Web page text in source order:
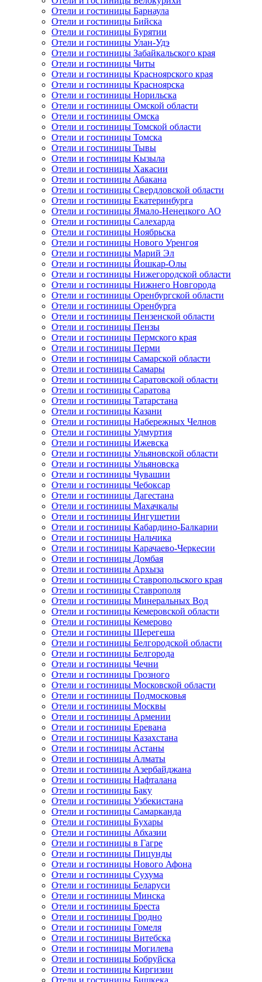
Отели и гостиницы Барнаула
Отели и гостиницы Бийска
Отели и гостиницы Бурятии
Отели и гостиницы Улан-Удэ
Отели и гостиницы Забайкальского края
Отели и гостиницы Читы
Отели и гостиницы Красноярского края
Отели и гостиницы Красноярска
Отели и гостиницы Норильска
Отели и гостиницы Омской области
Отели и гостиницы Омска
Отели и гостиницы Томской области
Отели и гостиницы Томска
Отели и гостиницы Тывы
Отели и гостиницы Кызыла
Отели и гостиницы Хакасии
Отели и гостиницы Абакана
Отели и гостиницы Свердловской области
Отели и гостиницы Екатеринбурга
Отели и гостиницы Ямало-Ненецкого АО
Отели и гостиницы Салехарда
Отели и гостиницы Ноябрьска
Отели и гостиницы Нового Уренгоя
Отели и гостиницы Марий Эл
Отели и гостиницы Йошкар-Олы
Отели и гостиницы Нижегородской области
Отели и гостиницы Нижнего Новгорода
Отели и гостиницы Оренбургской области
Отели и гостиницы Оренбурга
Отели и гостиницы Пензенской области
Отели и гостиницы Пензы
Отели и гостиницы Пермского края
Отели и гостиницы Перми
Отели и гостиницы Самарской области
Отели и гостиницы Самары
Отели и гостиницы Саратовской области
Отели и гостиницы Саратова
Отели и гостиницы Татарстана
Отели и гостиницы Казани
Отели и гостиницы Набережных Челнов
Отели и гостиницы Удмуртия
Отели и гостиницы Ижевска
Отели и гостиницы Ульяновской области
Отели и гостиницы Ульяновска
Отели и гостиницы Чувашии
Отели и гостиницы Чебоксар
Отели и гостиницы Дагестана
Отели и гостиницы Махачкалы
Отели и гостиницы Ингушетии
Отели и гостиницы Кабардино-Балкарии
Отели и гостиницы Нальчика
Отели и гостиницы Карачаево-Черкесии
Отели и гостиницы Домбая
Отели и гостиницы Архыза
Отели и гостиницы Ставропольского края
Отели и гостиницы Ставрополя
Отели и гостиницы Минеральных Вод
Отели и гостиницы Кемеровской области
Отели и гостиницы Кемерово
Отели и гостиницы Шерегеша
Отели и гостиницы Белгородской области
Отели и гостиницы Белгорода
Отели и гостиницы Чечни
Отели и гостиницы Грозного
Отели и гостиницы Московской области
Отели и гостиницы Подмосковья
Отели и гостиницы Москвы
Отели и гостиницы Армении
Отели и гостиницы Еревана
Отели и гостиницы Казахстана
Отели и гостиницы Астаны
Отели и гостиницы Алматы
Отели и гостиницы Азербайджана
Отели и гостиницы Нафталана
Отели и гостиницы Баку
Отели и гостиницы Узбекистана
Отели и гостиницы Самарканда
Отели и гостиницы Бухары
Отели и гостиницы Абхазии
Отели и гостиницы в Гагре
Отели и гостиницы Пицунды
Отели и гостиницы Нового Афона
Отели и гостиницы Сухума
Отели и гостиницы Беларуси
Отели и гостиницы Минска
Отели и гостиницы Бреста
Отели и гостиницы Гродно
Отели и гостиницы Гомеля
Отели и гостиницы Витебска
Отели и гостиницы Могилева
Отели и гостиницы Бобруйска
Отели и гостиницы Киргизии
Отели и гостиницы Бишкека